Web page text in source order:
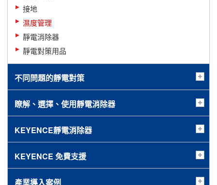
接地
濕度管理
靜電消除器
靜電對策用品
不同問題的靜電對策
瞭解、選擇、使用靜電消除器
KEYENCE靜電消除器
KEYENCE 免費支援
產業導入案例